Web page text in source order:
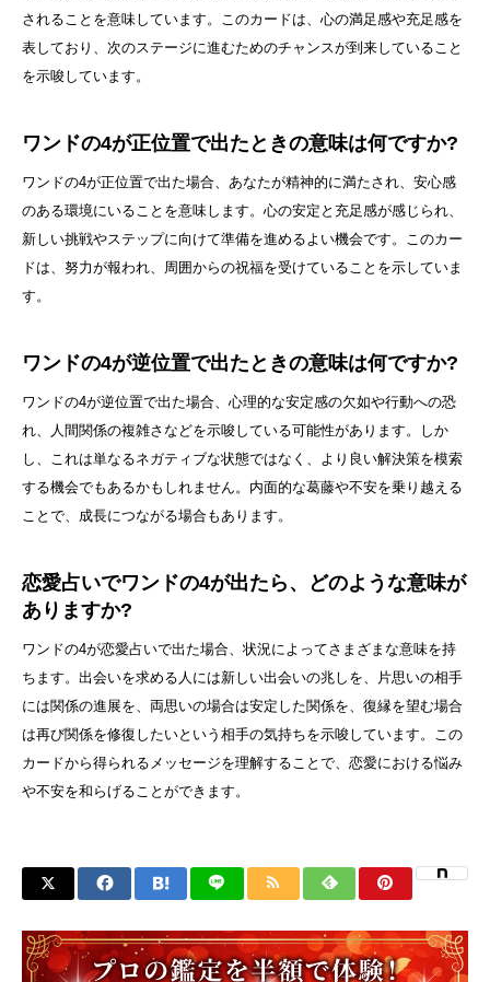
されることを意味しています。このカードは、心の満足感や充足感を
表しており、次のステージに進むためのチャンスが到来していること
を示唆しています。
ワンドの4が正位置で出たときの意味は何ですか?
ワンドの4が正位置で出た場合、あなたが精神的に満たされ、安心感
のある環境にいることを意味します。心の安定と充足感が感じられ、
新しい挑戦やステップに向けて準備を進めるよい機会です。このカー
ドは、努力が報われ、周囲からの祝福を受けていることを示していま
す。
ワンドの4が逆位置で出たときの意味は何ですか?
ワンドの4が逆位置で出た場合、心理的な安定感の欠如や行動への恐
れ、人間関係の複雑さなどを示唆している可能性があります。しか
し、これは単なるネガティブな状態ではなく、より良い解決策を模索
する機会でもあるかもしれません。内面的な葛藤や不安を乗り越える
ことで、成長につながる場合もあります。
恋愛占いでワンドの4が出たら、どのような意味が
ありますか?
ワンドの4が恋愛占いで出た場合、状況によってさまざまな意味を持
ちます。出会いを求める人には新しい出会いの兆しを、片思いの相手
には関係の進展を、両思いの場合は安定した関係を、復縁を望む場合
は再び関係を修復したいという相手の気持ちを示唆しています。この
カードから得られるメッセージを理解することで、恋愛における悩み
や不安を和らげることができます。